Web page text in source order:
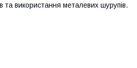
та використання металевих шурупів.